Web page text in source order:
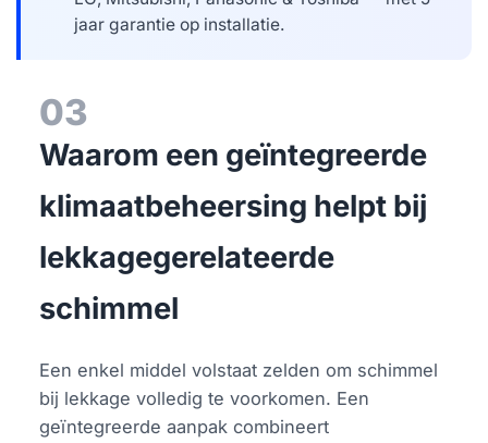
jaar garantie op installatie.
03
Waarom een geïntegreerde
klimaatbeheersing helpt bij
lekkagegerelateerde
schimmel
Een enkel middel volstaat zelden om schimmel
bij lekkage volledig te voorkomen. Een
geïntegreerde aanpak combineert